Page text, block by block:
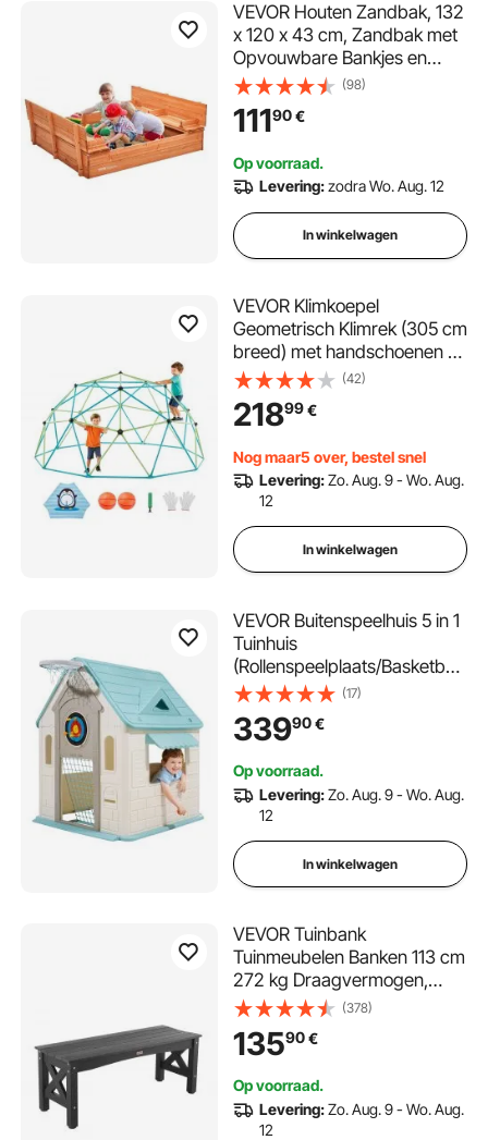
VEVOR Houten Zandbak, 132
x 120 x 43 cm, Zandbak met
Opvouwbare Bankjes en
Vloerinzetstuk, Natuurlijke
Houten Zandbak voor
Kinderen voor de Tuin,
Jongens en Meisjes van 3-12
Jaar
(98)
11190€
Op voorraad.
Levering:zodra Wo. Aug. 12
In winkelwagen
VEVOR Klimkoepel
Geometrisch Klimrek (305 cm
breed) met handschoenen en
2 basketballen,
draagvermogen 453 kg
Klimrek, klimuitrusting voor
Tuinspeelgoed
(42)
21899€
Nog maar5 over, bestel snel
Levering:Zo. Aug. 9 - Wo. Aug.
12
In winkelwagen
VEVOR Buitenspeelhuis 5 in 1
Tuinhuis
(Rollenspeelplaats/Basketbal/
Darts/Voetbal/Ringwerpen)
Kinderspeelhuis met
praktische deur, glijbaan en
jaar
(17)
33990€
Op voorraad.
Levering:Zo. Aug. 9 - Wo. Aug.
12
In winkelwagen
VEVOR Tuinbank
Tuinmeubelen Banken 113 cm
272 kg Draagvermogen,
Weerbestendige
verandabank met
verstelbare voetkussens en
terrasbank voor tuin, park,
veranda, zwart
(378)
13590€
Op voorraad.
Levering:Zo. Aug. 9 - Wo. Aug.
12